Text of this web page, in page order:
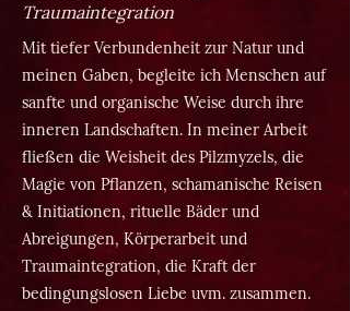
Traumaintegration
Mit tiefer Verbundenheit zur Natur und
meinen Gaben, begleite ich Menschen auf
sanfte und organische Weise durch ihre
inneren Landschaften. In meiner Arbeit
fließen die Weisheit des Pilzmyzels, die
Magie von Pflanzen, schamanische Reisen
& Initiationen, rituelle Bäder und
Abreigungen, Körperarbeit und
Traumaintegration, die Kraft der
bedingungslosen Liebe uvm. zusammen.